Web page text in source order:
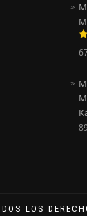
LOS